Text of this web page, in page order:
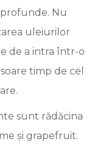
Nu
uleiurilor
de a intra într-o
timp de cel
sunt rădăcina
și grapefruit.